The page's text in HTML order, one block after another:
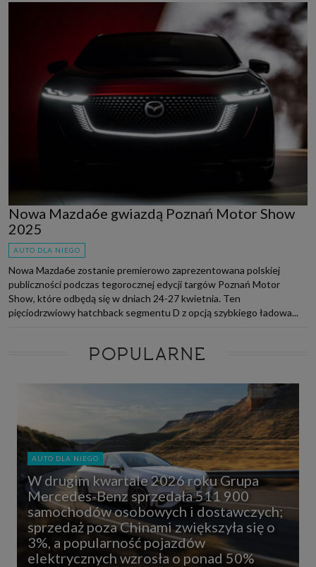
Nowa Mazda6e gwiazdą Poznań Motor Show
2025
AUTO DLA NIEGO
Nowa Mazda6e zostanie premierowo zaprezentowana polskiej
publiczności podczas tegorocznej edycji targów Poznań Motor
Show, które odbędą się w dniach 24-27 kwietnia. Ten
pięciodrzwiowy hatchback segmentu D z opcją szybkiego ładowa...
POPULARNE
AUTO DLA NIEGO
W drugim kwartale 2026 roku Grupa
Mercedes-Benz sprzedała 511 900
samochodów osobowych i dostawczych;
sprzedaż poza Chinami zwiększyła się o
3%, a popularność pojazdów
elektrycznych wzrosła o ponad 50%